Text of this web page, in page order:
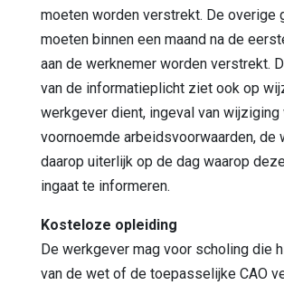
moeten worden verstrekt. De overige
moeten binnen een maand na de
aan de werknemer worden verstrekt.
van de informatieplicht ziet ook op
werkgever dient, ingeval van wijziging
voornoemde arbeidsvoorwaarden, de
daarop uiterlijk op de dag waarop
ingaat te informeren.
Kosteloze opleiding
De werkgever mag voor scholing die
van de wet of de toepasselijke CAO